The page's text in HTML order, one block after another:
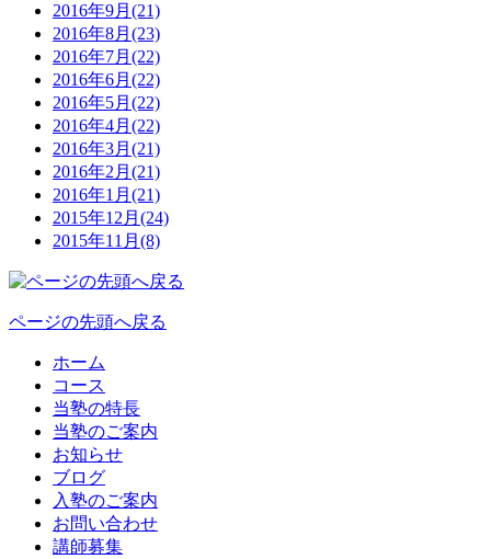
2016年9月(21)
2016年8月(23)
2016年7月(22)
2016年6月(22)
2016年5月(22)
2016年4月(22)
2016年3月(21)
2016年2月(21)
2016年1月(21)
2015年12月(24)
2015年11月(8)
ページの先頭へ戻る
ホーム
コース
当塾の特長
当塾のご案内
お知らせ
ブログ
入塾のご案内
お問い合わせ
講師募集